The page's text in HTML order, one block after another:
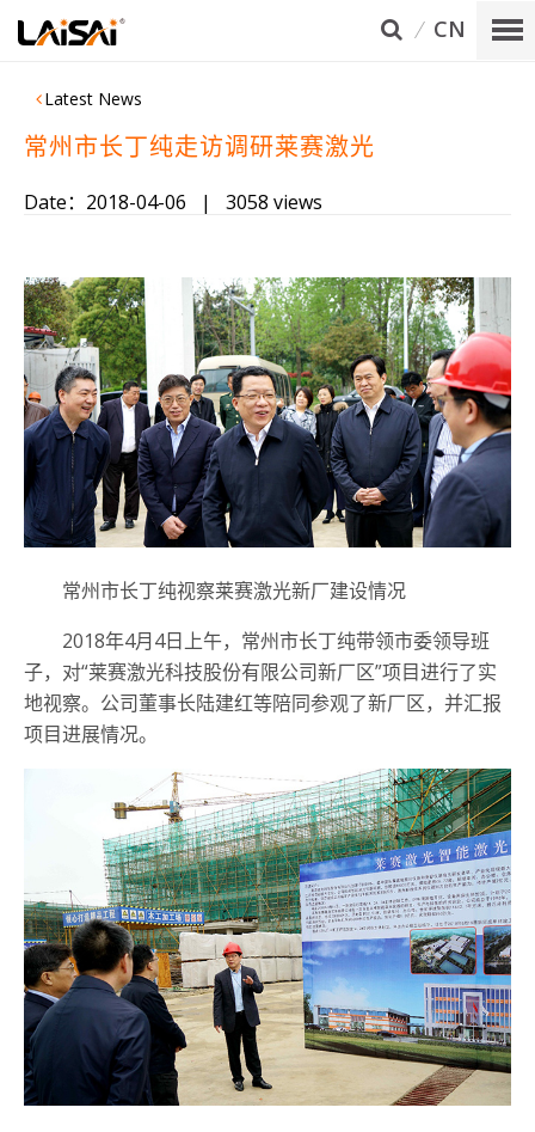
CN
Latest News
常州市长丁纯走访调研莱赛激光
Date：2018-04-06 | 3058 views
常州市长丁纯视察莱赛激光新厂建设情况
2018年4月4日上午，常州市长丁纯带领市委领导班
子，对“莱赛激光科技股份有限公司新厂区”项目进行了实
地视察。公司董事长陆建红等陪同参观了新厂区，并汇报
项目进展情况。